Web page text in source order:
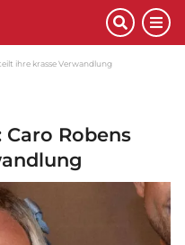
ihre krasse Verwandlung
Robens